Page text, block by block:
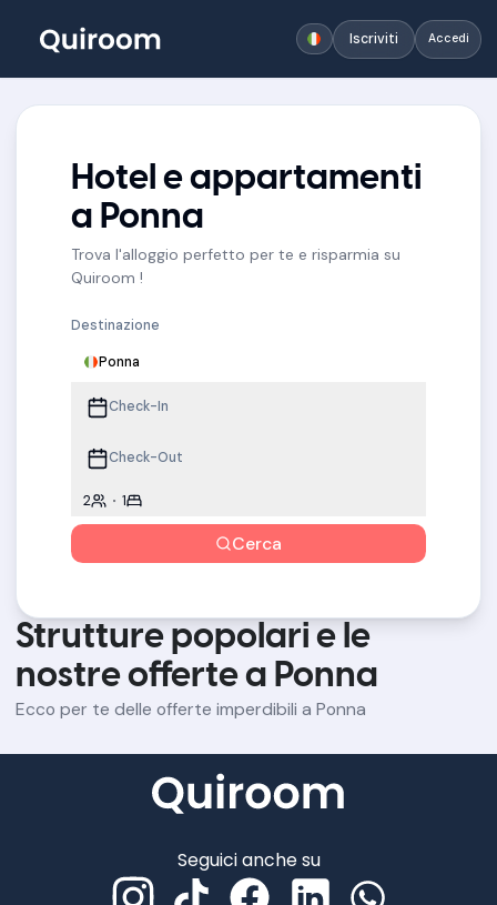
Iscriviti Accedi
Hotel e appartamenti
a Ponna
Trova l'alloggio perfetto per te e risparmia su
Quiroom !
Destinazione
Ponna
2 1
Cerca
Strutture popolari e le
nostre offerte a Ponna
Ecco per te delle offerte imperdibili a Ponna
Seguici anche su